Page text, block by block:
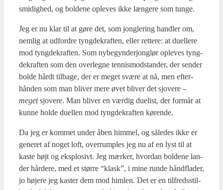
smi­dig­hed, og bol­de­ne ople­ves ikke læn­ge­re som tun­ge.
Jeg er nu klar til at gøre det, som jong­le­ring hand­ler om,
nem­lig at udfor­dre tyng­de­kraf­ten, eller ret­te­re: at duel­le­re
mod tyng­de­kraf­ten. Som nybe­gyn­derjong­lør ople­ves tyng­
de­kraf­ten som den over­leg­ne ten­nis­mod­stan­der, der sen­der
bol­de hårdt til­ba­ge, der er meget svæ­re at nå, men efter­
hån­den som man bli­ver mere øvet bli­ver det sjove­re –
megetsjove­re. Man bli­ver en vær­dig due­list, der for­mår at
kun­ne hol­de duel­len mod tyng­de­kraf­ten køren­de.
Da jeg er kom­met under åben him­mel, og såle­des ikke er
gene­ret af noget loft, over­rump­les jeg nu af en lyst til at
kaste højt og eks­plo­sivt. Jeg mær­ker, hvor­dan bol­de­ne lan­
der hår­de­re, med et stør­re “klask”, i mine run­de hånd­fla­der,
jo høje­re jeg kaster dem mod him­len. Det er en til­freds­stil­